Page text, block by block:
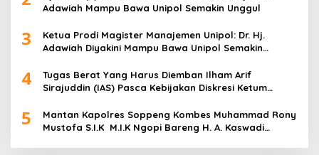
Adawiah Mampu Bawa Unipol Semakin Unggul
3
Ketua Prodi Magister Manajemen Unipol: Dr. Hj.
Adawiah Diyakini Mampu Bawa Unipol Semakin
4
Tugas Berat Yang Harus Diemban Ilham Arif
Sirajuddin (IAS) Pasca Kebijakan Diskresi Ketum
5
Mantan Kapolres Soppeng Kombes Muhammad Rony
Mustofa S.I.K M.I.K Ngopi Bareng H. A. Kaswadi